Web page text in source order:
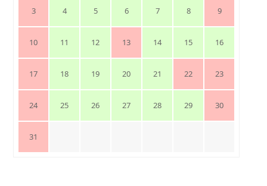
3 4 5 6 7 8 9
10 11 12 13 14 15 16
17 18 19 20 21 22 23
24 25 26 27 28 29 30
31